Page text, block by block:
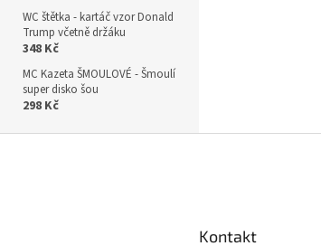
WC štětka - kartáč vzor Donald
Trump včetně držáku
348 Kč
MC Kazeta ŠMOULOVÉ - Šmoulí
super disko šou
298 Kč
Kontakt